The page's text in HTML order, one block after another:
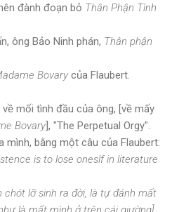
đành đoạn bỏ Thân Phận Tình
ông Bảo Ninh phán, Thân phận
Bovary của Flaubert.
mối tình đầu của ông, [về mấy
Bovary], "The Perpetual Orgy".
mình, bằng một câu của Flaubert:
is to lose oneslf in literature
lỡ sinh ra đời, là tự đánh mất